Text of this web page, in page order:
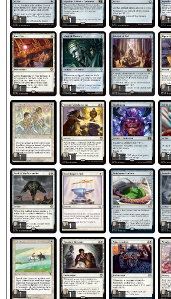
1 1 1 1
1 1 1 1
1 1 1 1
1 1 1 1
1 1 1 1